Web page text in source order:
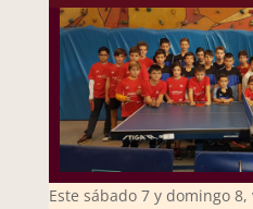
Este sábado 7 y domingo